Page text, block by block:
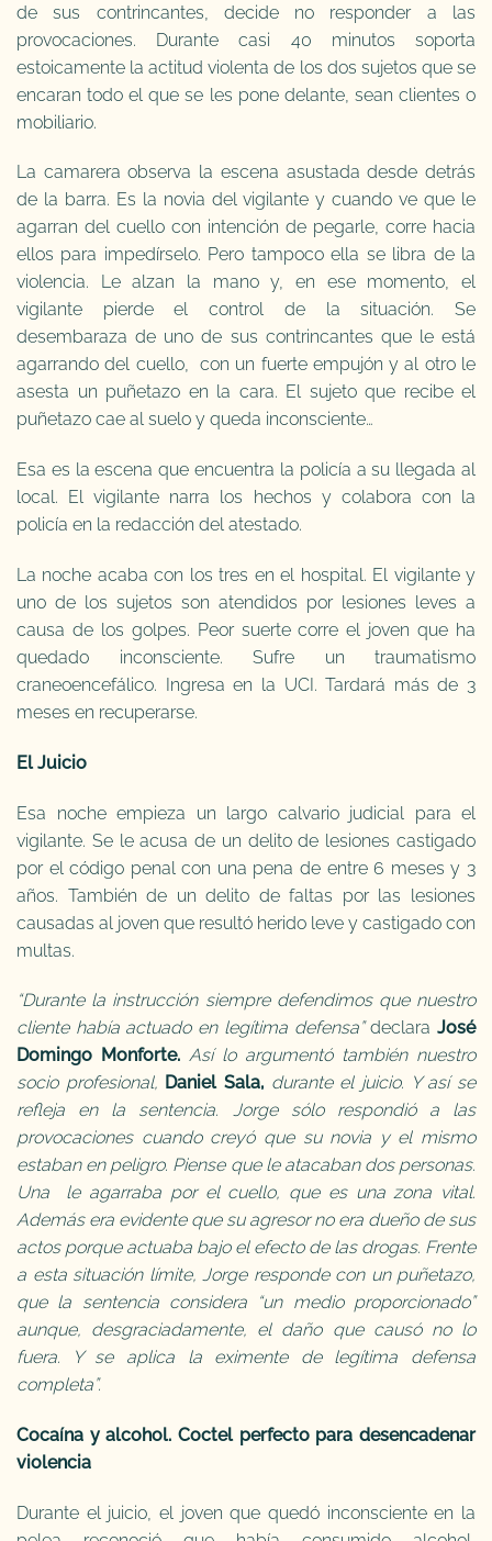
de sus contrincantes, decide no responder a las
provocaciones. Durante casi 40 minutos soporta
estoicamente la actitud violenta de los dos sujetos que se
encaran todo el que se les pone delante, sean clientes o
mobiliario.
La camarera observa la escena asustada desde detrás
de la barra. Es la novia del vigilante y cuando ve que le
agarran del cuello con intención de pegarle, corre hacia
ellos para impedírselo. Pero tampoco ella se libra de la
violencia. Le alzan la mano y, en ese momento, el
vigilante pierde el control de la situación. Se
desembaraza de uno de sus contrincantes que le está
agarrando del cuello, con un fuerte empujón y al otro le
asesta un puñetazo en la cara. El sujeto que recibe el
puñetazo cae al suelo y queda inconsciente…
Esa es la escena que encuentra la policía a su llegada al
local. El vigilante narra los hechos y colabora con la
policía en la redacción del atestado.
La noche acaba con los tres en el hospital. El vigilante y
uno de los sujetos son atendidos por lesiones leves a
causa de los golpes. Peor suerte corre el joven que ha
quedado inconsciente. Sufre un traumatismo
craneoencefálico. Ingresa en la UCI. Tardará más de 3
meses en recuperarse.
El Juicio
Esa noche empieza un largo calvario judicial para el
vigilante. Se le acusa de un delito de lesiones castigado
por el código penal con una pena de entre 6 meses y 3
años. También de un delito de faltas por las lesiones
causadas al joven que resultó herido leve y castigado con
multas.
“Durante la instrucción siempre defendimos que nuestro
cliente había actuado en legítima defensa”declaraJosé
Domingo Monforte. Así lo argumentó también nuestro
socio profesional, Daniel Sala, durante el juicio. Y así se
refleja en la sentencia. Jorge sólo respondió a las
provocaciones cuando creyó que su novia y el mismo
estaban en peligro. Piense que le atacaban dos personas.
Una le agarraba por el cuello, que es una zona vital.
Además era evidente que su agresor no era dueño de sus
actos porque actuaba bajo el efecto de las drogas. Frente
a esta situación límite, Jorge responde con un puñetazo,
que la sentencia considera “un medio proporcionado”
aunque, desgraciadamente, el daño que causó no lo
fuera. Y se aplica la eximente de legítima defensa
completa”.
Cocaína y alcohol. Coctel perfecto para desencadenar
violencia
Durante el juicio, el joven que quedó inconsciente en la